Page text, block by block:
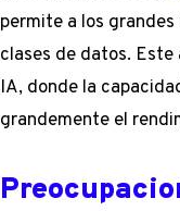
permite a los
clases de datos.
IA, donde la
grandemente el